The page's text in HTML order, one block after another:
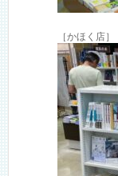
［かほく店］